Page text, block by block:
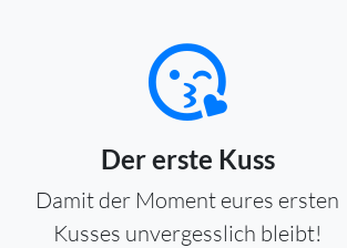
Der erste Kuss
Damit der Moment eures ersten
Kusses unvergesslich bleibt!